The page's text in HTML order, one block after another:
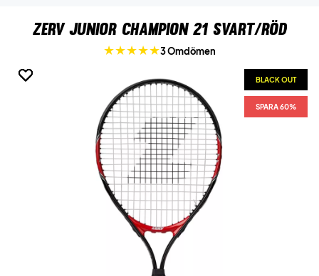
ZERV Junior Champion 21 Svart/Röd
3 Omdömen
BLACK OUT
SPARA 60%
BLACK OUT
SPARA 60%
BLACK OUT
SPARA 60%